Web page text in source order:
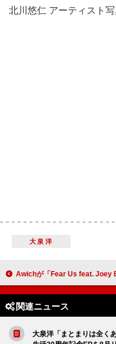
北川悠仁 アーティスト
大泉洋
Awichが「Fear Us feat. Joey Bada$$ & RZA」のMVを公開 「私たちの団結こそが、彼らが最も恐れているも
関連ニュース
大泉洋「まとまりは全く